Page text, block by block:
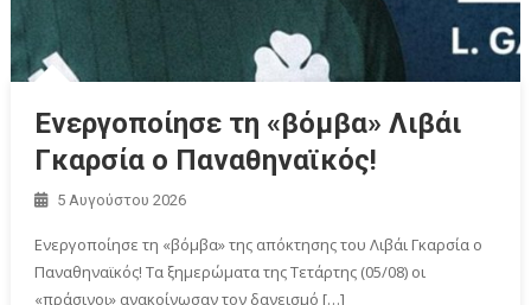
Ενεργοποίησε τη «βόμβα» Λιβάι
Γκαρσία ο Παναθηναϊκός!
5 Αυγούστου 2026
Eνεργοποίησε τη «βόμβα» της απόκτησης του Λιβάι Γκαρσία ο
Παναθηναϊκός! Τα ξημερώματα της Τετάρτης (05/08) οι
«πράσινοι» ανακοίνωσαν τον δανεισμό […]